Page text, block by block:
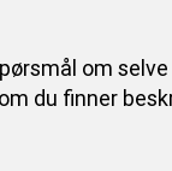
om
du finner